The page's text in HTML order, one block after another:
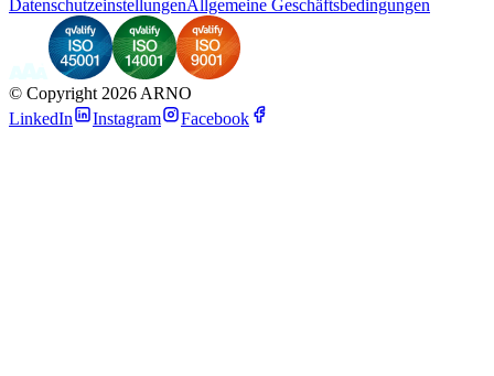
DatenschutzeinstellungenAllgemeine Geschäftsbedingungen
© Copyright 2026 ARNO
LinkedIn
Instagram Facebook